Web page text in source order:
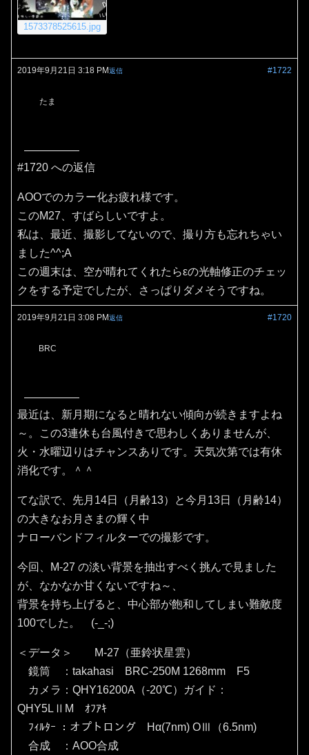
1573378525615.jpg
2019年9月21日 3:18 PM #1722
返信
たま
#1720 への返信
AOOでのカラー化お疲れ様です。
このM27、すばらしいですよ。
私は、最近、撮影してないので、撮り方も忘れちゃい
ました^^;A
この週末は、空が晴れてくれたらεの光軸修正のチェッ
クをする予定でしたが、さっぱりダメそうですね。
2019年9月21日 3:08 PM #1720
返信
BRC
最近は、新月期になると晴れない傾向が続きますよね
～。この3連休も台風付きで思わしくありませんが、
火・水曜辺りはチャンスありです。天気次第では有休
消化です。＾＾
てな訳で、先月14日（月齢13）と今月13日（月齢14）
の大きなお月さまの輝く中
ナローバンドフィルターでの撮影です。
今回、M-27 の淡い背景を抽出すべく挑んで見ました
が、なかなか甘くないですね～、
背景を持ち上げると、中心部が飽和してしまい難敵度
100でした。 (-_-;)
＜データ＞ M-27（亜鈴状星雲）
鏡筒 ：takahasi BRC-250M 1268mm F5
カメラ：QHY16200A（‐20℃）ガイド：
QHY5LⅡM ｵﾌｱｷ
ﾌｨﾙﾀｰ ：オプトロング Hα(7nm) OⅢ（6.5nm)
合成 ：AOO合成